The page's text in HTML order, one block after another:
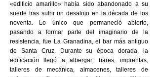
«edificio amarillo» había sido abandonado a su
suerte tras sufrir un desalojo en la década de los
noventa. Lo único que permaneció abierto,
pasando a formar parte del imaginario de la
resistencia, fue La Granadina, el bar más antiguo
de Santa Cruz. Durante su época dorada, la
edificación llegó a albergar: bares, imprentas,
talleres de mecánica, almacenes, talleres de